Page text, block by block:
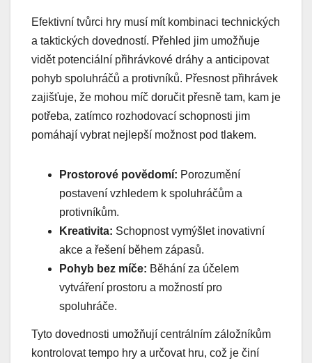
Efektivní tvůrci hry musí mít kombinaci technických
a taktických dovedností. Přehled jim umožňuje
vidět potenciální přihrávkové dráhy a anticipovat
pohyb spoluhráčů a protivníků. Přesnost přihrávek
zajišťuje, že mohou míč doručit přesně tam, kam je
potřeba, zatímco rozhodovací schopnosti jim
pomáhají vybrat nejlepší možnost pod tlakem.
Prostorové povědomí: Porozumění
postavení vzhledem k spoluhráčům a
protivníkům.
Kreativita: Schopnost vymýšlet inovativní
akce a řešení během zápasů.
Pohyb bez míče: Běhání za účelem
vytváření prostoru a možností pro
spoluhráče.
Tyto dovednosti umožňují centrálním záložníkům
kontrolovat tempo hry a určovat hru, což je činí